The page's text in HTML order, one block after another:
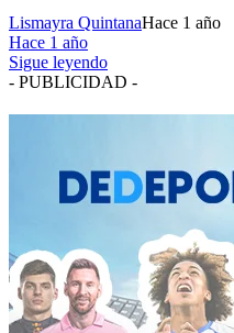
Lismayra QuintanaHace 1 año
Hace 1 año
Sigue leyendo
- PUBLICIDAD -